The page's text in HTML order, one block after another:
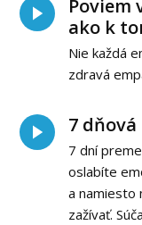
Poviem
ako k
Nie každá
zdravá
7
7 dní
oslabíte
a namiesto
zažívať.